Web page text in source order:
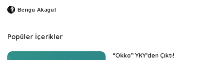
PostedBengü Akagül
Popüler İçerikler
“Okko” YKY’den Çıktı!